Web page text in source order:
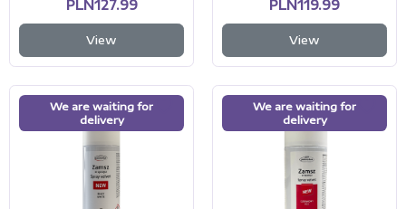
PLN127.99
View
PLN119.99
View
We are waiting for
delivery
We are waiting for
delivery